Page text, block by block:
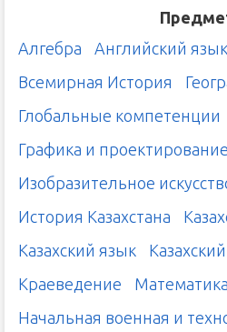
Алгебра
Английский язык
Всемирная История
Глобальные компетенции
Графика и проектирование
Изобразительное
История Казахстана
Казахский язык
Краеведение
Математика
Начальная военная и